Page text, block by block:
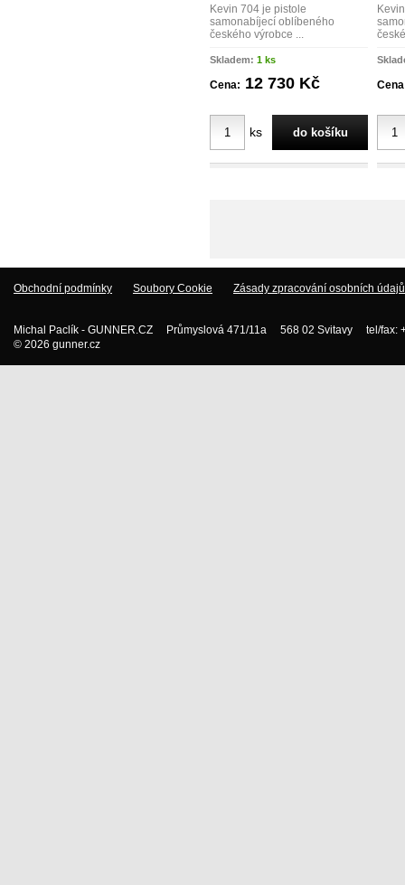
Kevin 704 je pistole
samonabíjecí oblíbeného
českého výrobce ...
Skladem: 1 ks
Cena: 12 730 Kč
ks
Obchodní podmínky Soubory Cookie Zásady zpracování osobních údajů
Michal Paclík - GUNNER.CZ Průmyslová 471/11a 568 02 Svitavy tel/
© 2026 gunner.cz